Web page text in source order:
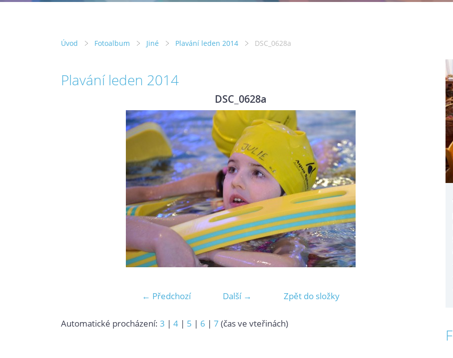
Úvod Fotoalbum Jiné Plavání leden 2014 DSC_0628a
Plavání leden 2014
DSC_0628a
← Předchozí Další → Zpět do složky
Automatické procházení: 3 | 4 | 5 | 6 | 7 (čas ve vteřinách)